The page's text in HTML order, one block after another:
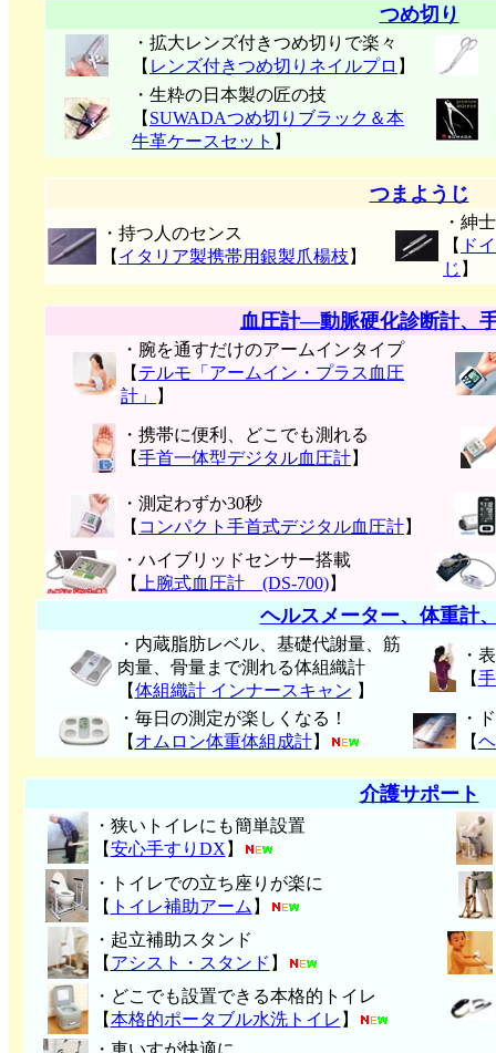
つめ切り
・拡大レンズ付きつめ切りで楽々
【 レンズ付きつめ切りネイルプロ 】
・生粋の日本製の匠の技
【 SUWADAつめ切りブラック＆本
牛革ケースセット 】
つまようじ
・持つ人のセンス
【 イタリア製携帯用銀製爪楊枝 】
・紳
【 ド
じ 】
血圧計―動脈硬化診断計、
・腕を通すだけのアームインタイプ
【 テルモ「アームイン・プラス血圧
計」
】
・携帯に便利、どこでも測れる
【手首一体型デジタル血圧計】
・測定わずか30秒
【 コンパクト手首式デジタル血圧計】
・ハイブリッドセンサー搭載
【
上腕式血圧計 (DS-700)】
ヘルスメーター、体重計
・内蔵脂肪レベル、基礎代謝量、筋
肉量、骨量まで測れる体組織計
【体組織計 インナースキャン 】
・
【
・毎日の測定が楽しくなる！
【 オムロン体重体組成計】
・
【
介護サポート
・狭いトイレにも簡単設置
【安心手すりDX 】
・トイレでの立ち座りが楽に
【 トイレ補助アーム 】
・起立補助スタンド
【 アシスト・スタンド 】
・どこでも設置できる本格的トイレ
【本格的ポータブル水洗トイレ 】
・車いすが快適に